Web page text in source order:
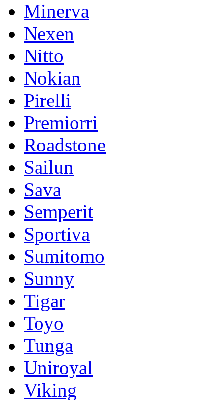
Minerva
Nexen
Nitto
Nokian
Pirelli
Premiorri
Roadstone
Sailun
Sava
Semperit
Sportiva
Sumitomo
Sunny
Tigar
Toyo
Tunga
Uniroyal
Viking